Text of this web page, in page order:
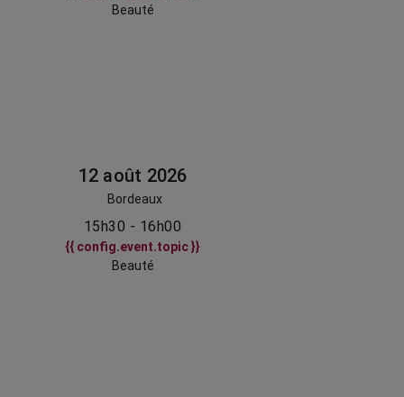
Beauté
12 août 2026
Bordeaux
15h30 - 16h00
{{ config.event.topic }}
Beauté